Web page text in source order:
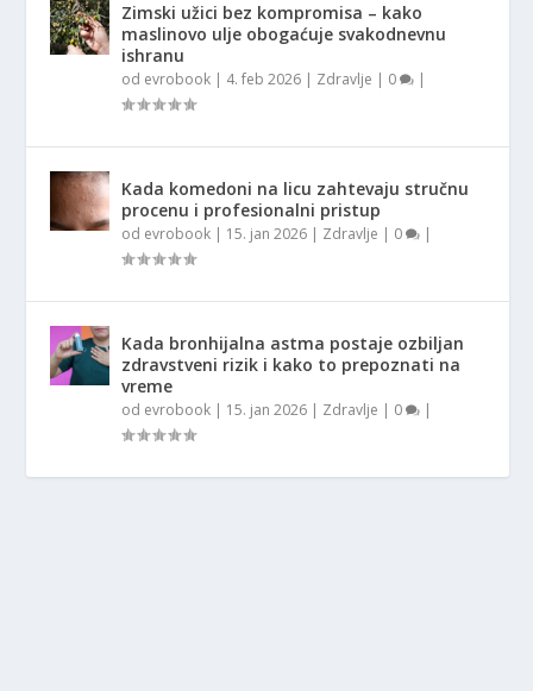
Zimski užici bez kompromisa – kako
maslinovo ulje obogaćuje svakodnevnu
ishranu
od evrobook | 4. feb 2026 | Zdravlje | 0 |
Kada komedoni na licu zahtevaju stručnu
procenu i profesionalni pristup
od evrobook | 15. jan 2026 | Zdravlje | 0 |
Kada bronhijalna astma postaje ozbiljan
zdravstveni rizik i kako to prepoznati na
vreme
od evrobook | 15. jan 2026 | Zdravlje | 0 |